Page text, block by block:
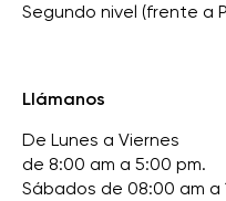
Segundo nivel (frente a
Llámanos
De Lunes a Viernes
de 8:00 am a 5:00 pm.
Sábados de 08:00 am a